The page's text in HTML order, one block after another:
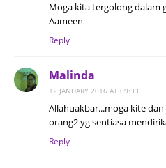
Moga kita tergolong dalam
Aameen
Reply
Malinda
12 JANUARY 2016 AT 09:33
Allahuakbar...moga kite
orang2 yg sentiasa
Reply